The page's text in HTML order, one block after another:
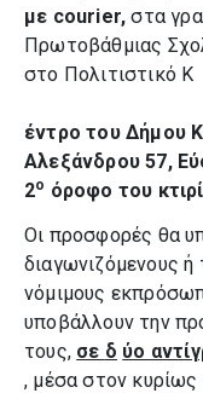
με courier,στα
Πρωτοβάθμιας
στο Πολιτιστικό Κ
έντρο του Δήμου
Αλεξάνδρου 57,
2ο όροφο του
Οι προσφορές θα
διαγωνιζόμενους ή
νόμιμους
υποβάλλουν την
τους, σε δ ύο
, μέσα στον